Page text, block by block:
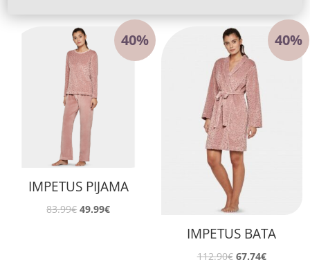
40%
IMPETUS PIJAMA
83.99€El
49.99€El
40%
IMPETUS BATA
112.90€ El
67.74€El